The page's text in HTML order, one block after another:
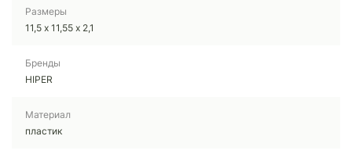
Размеры
11,5 х 11,55 х 2,1
Бренды
HIPER
Материал
пластик